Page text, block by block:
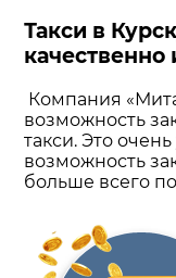
Такси в
качественно
Компания
возможность
такси. Это
возможность
больше всего